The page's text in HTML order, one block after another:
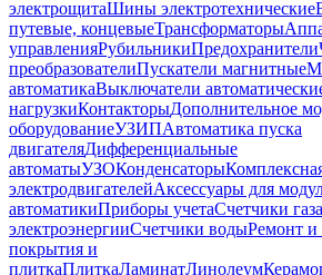
электрощитаШины электротехнические
путевые, концевыеТрансформаторы
управленияРубильникиПредохранители
преобразователиПускатели магнитные
автоматикаВыключатели
нагрузкиКонтакторыДополнительное
оборудованиеУЗИПАвтоматика пуска
двигателяДифференциальные
автоматыУЗОКонденсаторы
электродвигателейАксессуары для
автоматикиПриборы учетаСчетчики газа
электроэнергииСчетчики водыРемонт и
покрытия и
плиткаПлиткаЛаминатЛинолеум